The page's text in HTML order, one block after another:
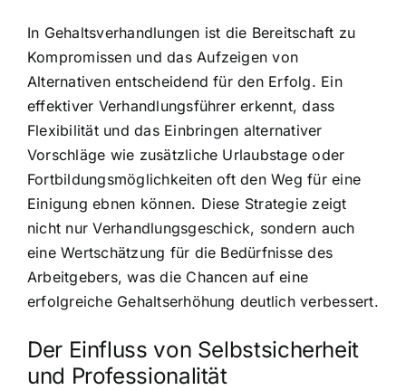
In Gehaltsverhandlungen ist die Bereitschaft zu
Kompromissen und das Aufzeigen von
Alternativen entscheidend für den Erfolg. Ein
effektiver Verhandlungsführer erkennt, dass
Flexibilität und das Einbringen alternativer
Vorschläge wie zusätzliche Urlaubstage oder
Fortbildungsmöglichkeiten oft den Weg für eine
Einigung ebnen können. Diese Strategie zeigt
nicht nur Verhandlungsgeschick, sondern auch
eine Wertschätzung für die Bedürfnisse des
Arbeitgebers, was die Chancen auf eine
erfolgreiche Gehaltserhöhung deutlich verbessert.
Der Einfluss von Selbstsicherheit
und Professionalität